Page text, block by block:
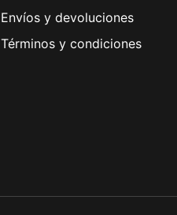
Envíos y devoluciones
Términos y condiciones